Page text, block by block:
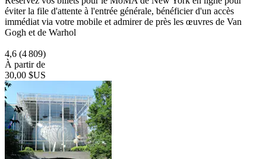
éviter la file d'attente à l'entrée générale, bénéficier d'un accès
immédiat via votre mobile et admirer de près les œuvres de Van
Gogh et de Warhol
4,6 (4 809)
À partir de
30,00 $US